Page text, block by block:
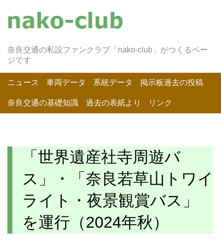
奈良交通の私設ファンクラブ「nako-club」がつくるペー
ジです
ニュース 車両データ 系統データ 掲示板過去の投稿
奈良交通の基礎知識 過去の表紙より リンク
「世界遺産社寺周遊バ
ス」・「奈良若草山トワイ
ライト・夜景観賞バス」
を運行（2024年秋）